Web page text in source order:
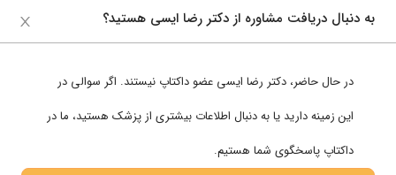
ما را در شبکه های اجتماعی دنبال کنید
به دنبال دریافت مشاوره از دکتر رضا ایسی هستید؟
در حال حاضر، دکتر رضا ایسی عضو داکتاپ نیستند. اگر سوالی در
این زمینه دارید یا به دنبال اطلاعات بیشتری از پزشک هستید، ما در
داکتاپ پاسخگوی شما هستیم.